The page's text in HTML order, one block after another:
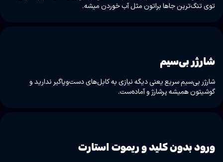
توی تنگ‌ترین جاها براتون مثل آب خوردن میشه.
شارژر بی‌سیم
شارژر بی‌سیم سریع یعنی دیگه نیازی به کابل‌های دست‌وپاگیر ندارید و
گوشیتون همیشه پرشارژ و آماده‌ست.
ورود بدون کلید و ریموت استارت